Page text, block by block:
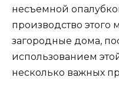
несъемной
производство этого
загородные дома,
использованием
несколько важных